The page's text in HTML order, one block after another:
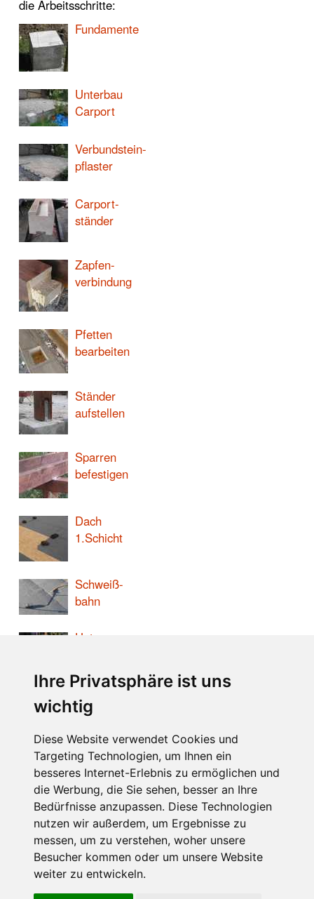
Ihre Privatsphäre ist uns
wichtig
Diese Website verwendet Cookies und
Targeting Technologien, um Ihnen ein
besseres Internet-Erlebnis zu ermöglichen und
die Werbung, die Sie sehen, besser an Ihre
Bedürfnisse anzupassen. Diese Technologien
nutzen wir außerdem, um Ergebnisse zu
messen, um zu verstehen, woher unsere
Besucher kommen oder um unsere Website
weiter zu entwickeln.
die Arbeitsschritte:
Fundamente
Unterbau
Carport
Verbundstein-
pflaster
Carport-
ständer
Zapfen-
verbindung
Pfetten
bearbeiten
Ständer
aufstellen
Sparren
befestigen
Dach
1.Schicht
Schweiß-
bahn
Unter-
Wand
Carport-
wand
LINKS:
Impressum
Rolf Wacker